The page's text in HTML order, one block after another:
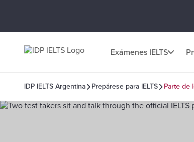
Exámenes IELTS
IDP IELTS Argentina Prepárese para IELTS Parte de